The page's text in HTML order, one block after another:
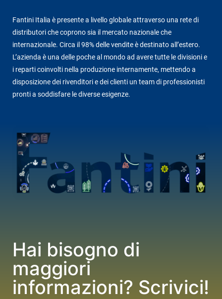
Fantini Italia è presente a livello globale attraverso una rete di
distributori che coprono sia il mercato nazionale che
internazionale. Circa il 98% delle vendite è destinato all’estero.
L’azienda è una delle poche al mondo ad avere tutte le divisioni e
i reparti coinvolti nella produzione internamente, mettendo a
disposizione dei rivenditori e dei clienti un team di professionisti
pronti a soddisfare le diverse esigenze.
Hai bisogno di
maggiori
informazioni? Scrivici!